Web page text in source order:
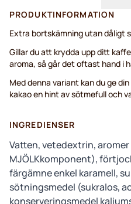
PRODUKTINFORMATION
Extra bortskämning utan dåligt
Gillar du att krydda upp ditt
aroma, så går det oftast hand i
Med denna variant kan du ge
kakao en hint av sötmefull och
INGREDIENSER
Vatten, vetedextrin,
MJÖLKkomponent),
färgämne enkel karamell,
sötningsmedel (sukralos,
konserveringsmedel